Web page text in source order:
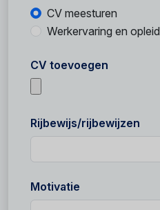
CV meesturen
Werkervaring en
CV toevoegen
Rijbewijs/rijbewijzen
Motivatie